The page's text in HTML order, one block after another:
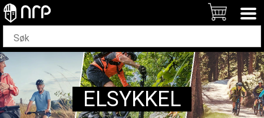
ELSYKKEL